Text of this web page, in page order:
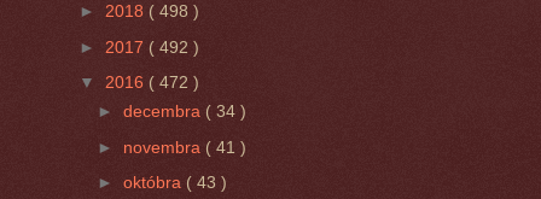
► 2018 ( 498 )
► 2017 ( 492 )
▼ 2016 ( 472 )
►decembra ( 34 )
► novembra ( 41 )
►októbra ( 43 )